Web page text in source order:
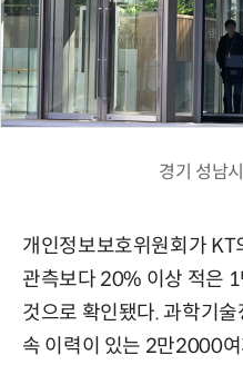
경기 성남
개인정보보호위원회가 KT
관측보다 20% 이상 적은
것으로 확인됐다. 과학기
속 이력이 있는 2만2000